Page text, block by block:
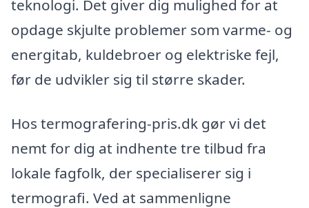
teknologi. Det giver dig mulighed for at
opdage skjulte problemer som varme- og
energitab, kuldebroer og elektriske fejl,
før de udvikler sig til større skader.
Hos termografering-pris.dk gør vi det
nemt for dig at indhente tre tilbud fra
lokale fagfolk, der specialiserer sig i
termografi. Ved at sammenligne